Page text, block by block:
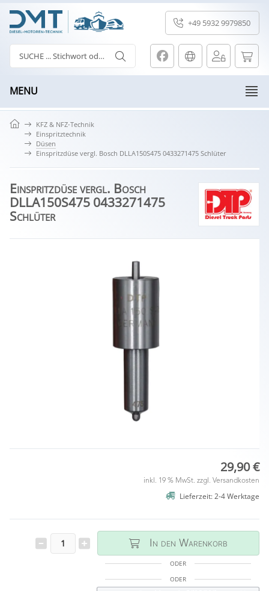
+49 5932 9979850
MENU
KFZ & NFZ-Technik
Einspritztechnik
Düsen
Einspritzdüse vergl. Bosch DLLA150S475 0433271475 Schlüter
Einspritzdüse vergl. Bosch
DLLA150S475 0433271475
Schlüter
29,90 €
inkl. 19 % MwSt. zzgl. Versandkosten
Lieferzeit: 2-4 Werktage
In den Warenkorb
ODER
ODER